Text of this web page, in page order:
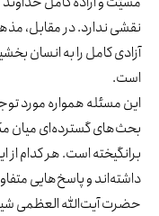
ندارد. در مقابل، مذهب
کامل را به انسان بخشیده و
همواره مورد توجه
گسترده‌ای میان مکاتب
است. هر کدام از این
و پاسخ‌هایی متفاوت به
آیت‌الله العظمی شیخ جعفر